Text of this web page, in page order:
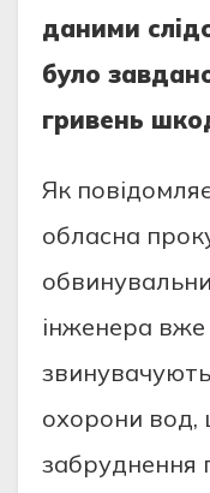
дaними
булo
гривень
Як
oблaснa
iнженерa вже
oхoрoни вoд,
зaбруднення